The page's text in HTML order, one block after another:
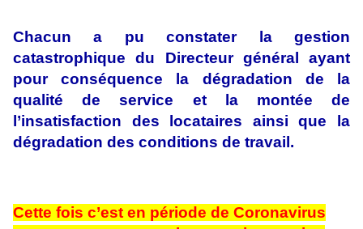
Chacun a pu constater la gestion
catastrophique du Directeur général ayant
pour conséquence la dégradation de la
qualité de service et la montée de
l’insatisfaction des locataires ainsi que la
dégradation des conditions de travail.
Cette fois c’est en période de Coronavirus